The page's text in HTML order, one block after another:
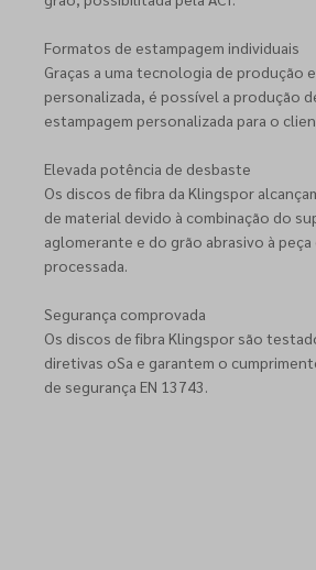
Formatos de estampagem individuais
Graças a uma tecnologia de produção
personalizada, é possível a produção
estampagem personalizada para o
Elevada potência de desbaste
Os discos de fibra da Klingspor
de material devido à combinação do
aglomerante e do grão abrasivo à
processada.
Segurança comprovada
Os discos de fibra Klingspor são
diretivas oSa e garantem o
de segurança EN 13743.